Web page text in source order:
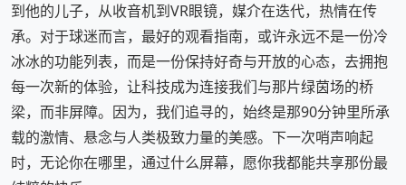
到他的儿子，从收音机到VR眼镜，媒介在迭代，热情在传
承。对于球迷而言，最好的观看指南，或许永远不是一份冷
冰冰的功能列表，而是一份保持好奇与开放的心态，去拥抱
每一次新的体验，让科技成为连接我们与那片绿茵场的桥
梁，而非屏障。因为，我们追寻的，始终是那90分钟里所承
载的激情、悬念与人类极致力量的美感。下一次哨声响起
时，无论你在哪里，通过什么屏幕，愿你我都能共享那份最